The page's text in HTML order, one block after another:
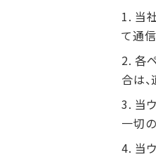
当
て通
各
合は、
当
一切
当